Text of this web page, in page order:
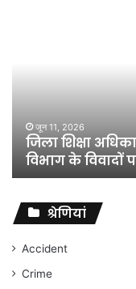
शिक्षा
विभाग
विवादों
संघर्ष
जारी
रहेगा
अंकित
जून 11, 2026
जिला शिक्षा
विभाग के विवादों
श्रेणियां
Accident
Crime